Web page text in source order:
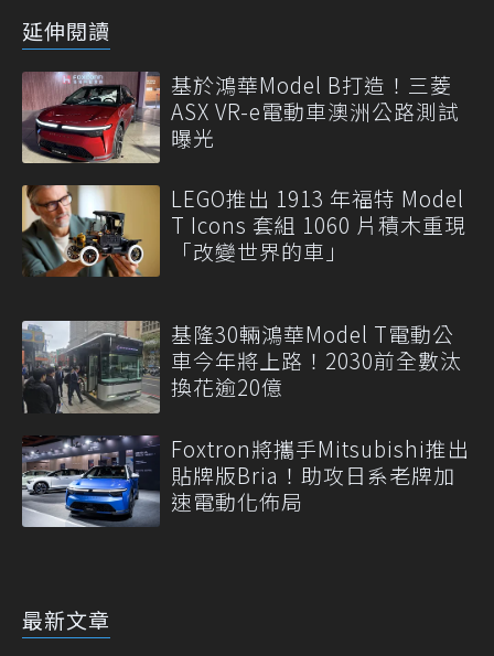
延伸閱讀
基於鴻華Model B打造！三菱
ASX VR-e電動車澳洲公路測試
曝光
LEGO推出 1913 年福特 Model
T Icons 套組 1060 片積木重現
「改變世界的車」
基隆30輛鴻華Model T電動公
車今年將上路！2030前全數汰
換花逾20億
Foxtron將攜手Mitsubishi推出
貼牌版Bria！助攻日系老牌加
速電動化佈局
最新文章